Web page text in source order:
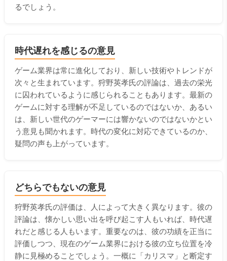
るでしょう。
時代遅れを感じるの意見
ゲーム業界は常に進化しており、新しい技術やトレンドが
次々と生まれています。狩野英孝氏の評論は、過去の栄光
に囚われているように感じられることもあります。最新の
ゲームに対する理解が不足しているのではないか、あるい
は、新しい世代のゲーマーには響かないのではないかとい
う意見も聞かれます。時代の変化に対応できているのか、
疑問の声も上がっています。
どちらでもないの意見
狩野英孝氏の評価は、人によって大きく異なります。彼の
評論は、懐かしい思い出を呼び起こす人もいれば、時代遅
れだと感じる人もいます。重要なのは、彼の功績を正当に
評価しつつ、現在のゲーム業界における彼の立ち位置を冷
静に見極めることでしょう。一概に「カリスマ」と断定す